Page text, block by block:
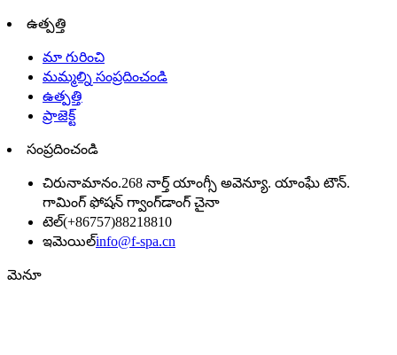
ఉత్పత్తి
మా గురించి
మమ్మల్ని సంప్రదించండి
ఉత్పత్తి
ప్రాజెక్ట్
సంప్రదించండి
చిరునామానం.268 నార్త్ యాంగ్సీ అవెన్యూ. యాంఘే టౌన్.
గామింగ్ ఫోషన్ గ్వాంగ్‌డాంగ్ చైనా
టెల్(+86757)88218810
ఇమెయిల్info@f-spa.cn
మెనూ